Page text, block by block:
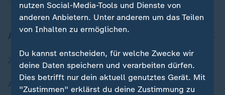
Zuletzt veröffentlicht
Aktuelle Sendungs-Videos
nutzen Social-Media-Tools und Dienste von
anderen Anbietern. Unter anderem um das Teilen
von Inhalten zu ermöglichen.
Du kannst entscheiden, für welche Zwecke wir
deine Daten speichern und verarbeiten dürfen.
Dies betrifft nur dein aktuell genutztes Gerät. Mit
"Zustimmen" erklärst du deine Zustimmung zu